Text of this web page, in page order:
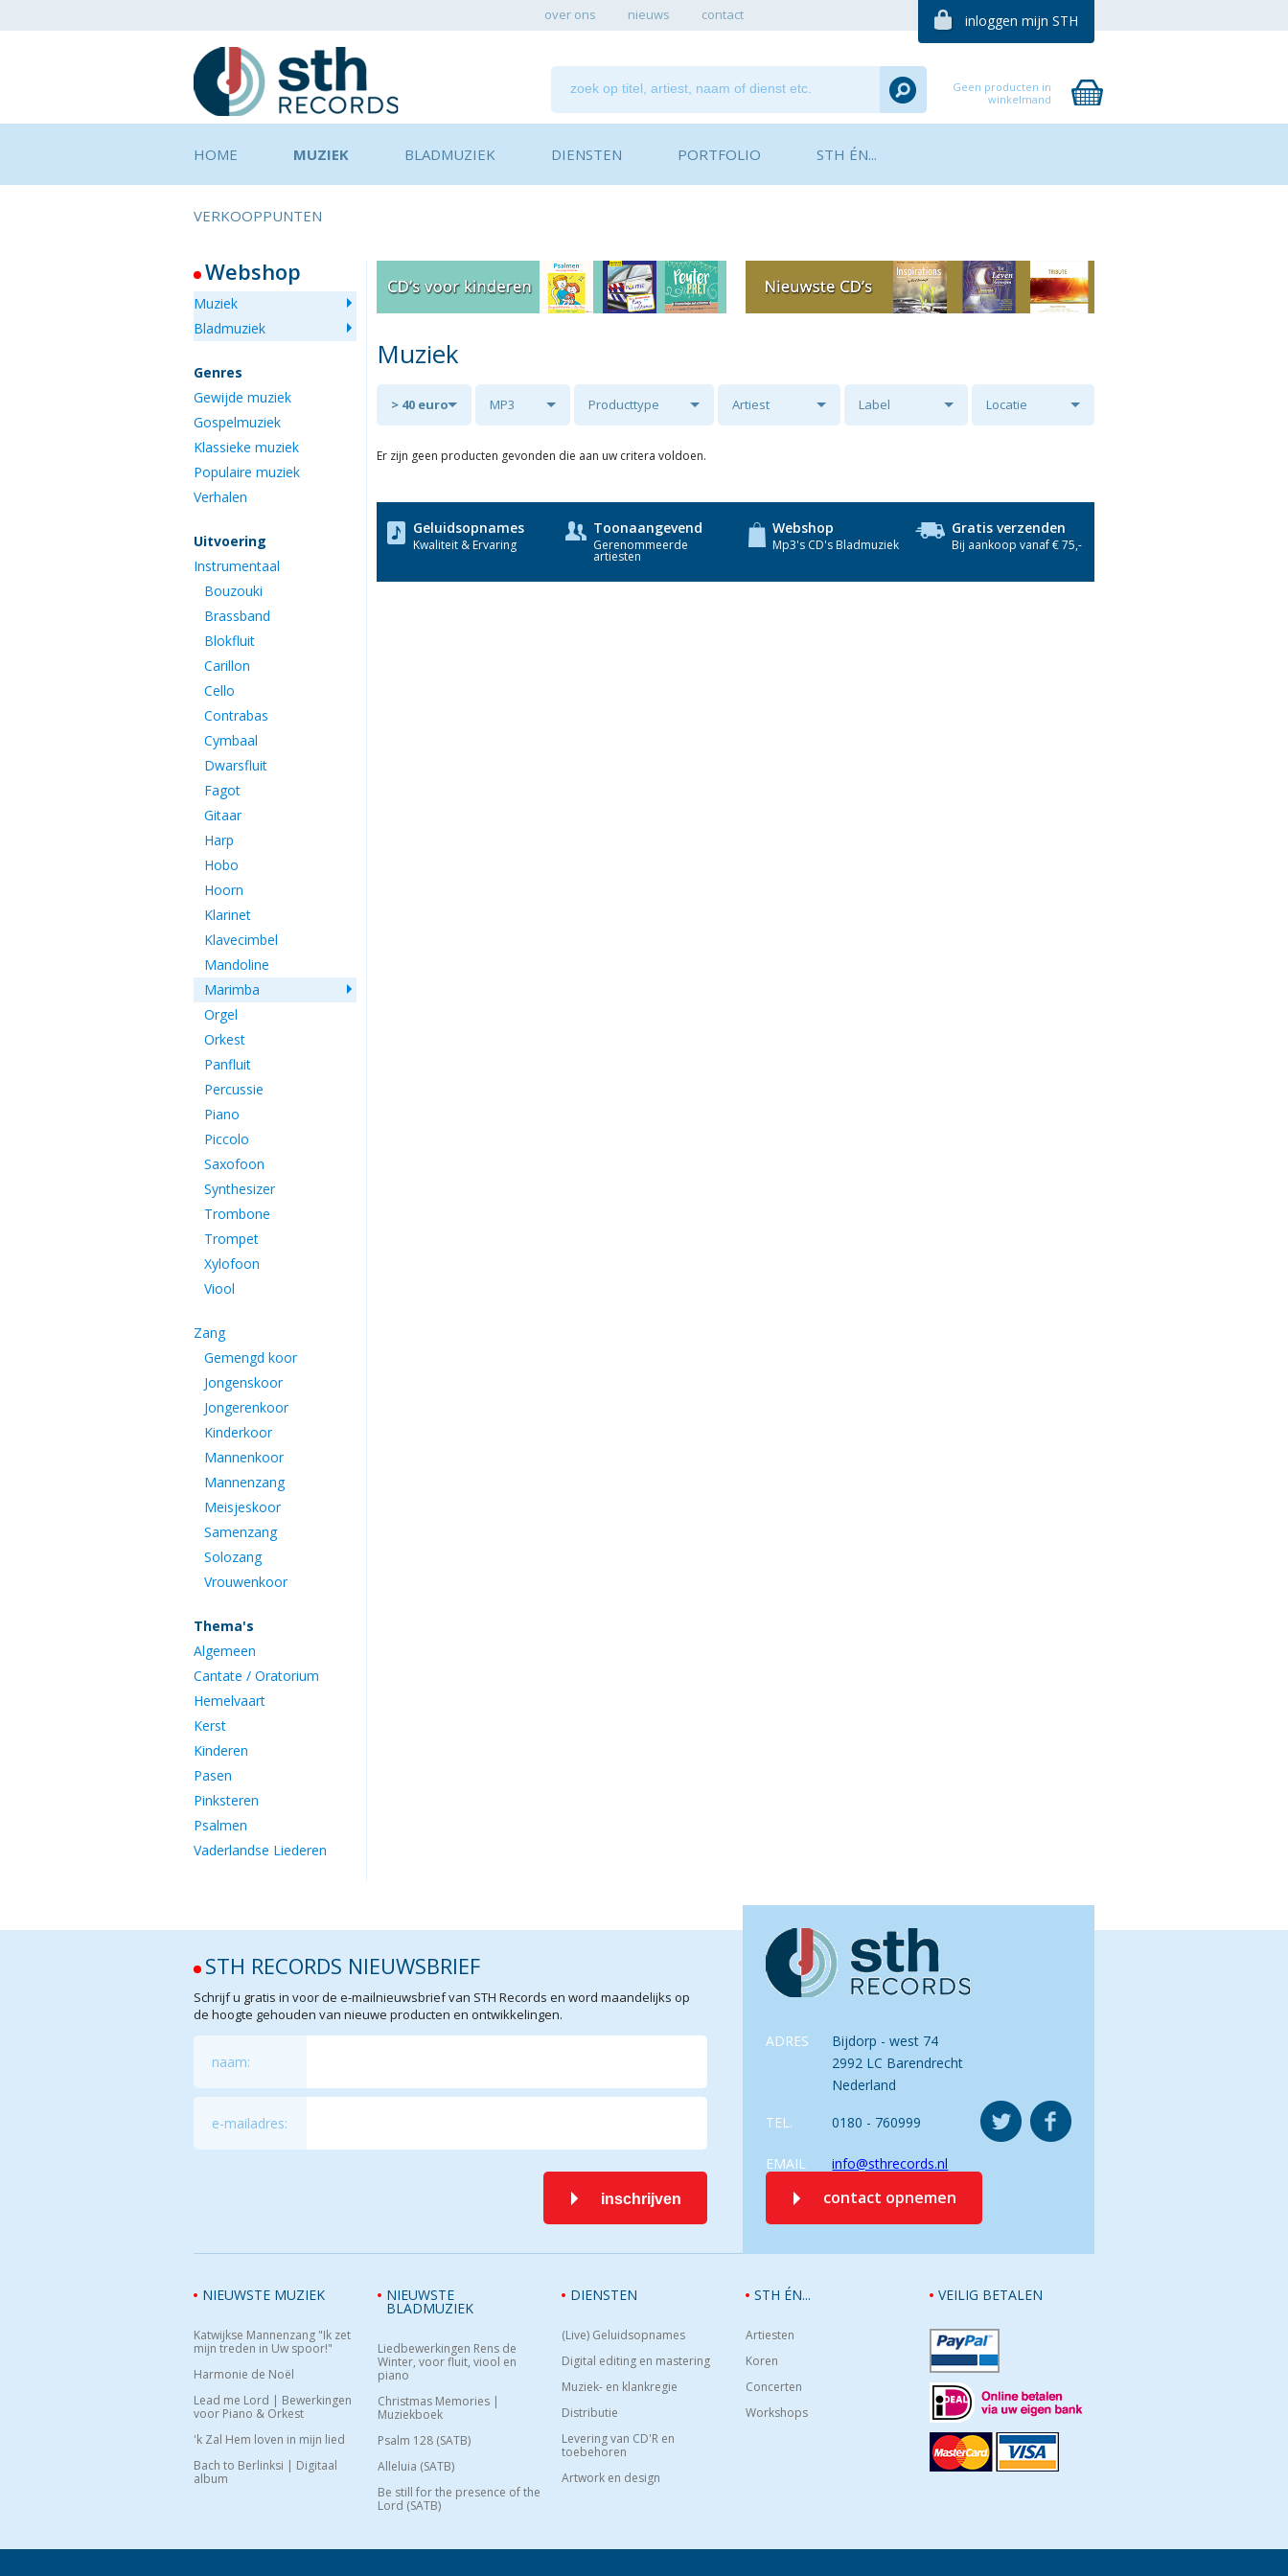
over ons nieuws contact inloggen mijn STH
Geen producten in
winkelmand
HOME MUZIEK BLADMUZIEK DIENSTEN PORTFOLIO STH ÉN...
VERKOOPPUNTEN
Webshop
Muziek
Bladmuziek
Genres
Gewijde muziek
Gospelmuziek
Klassieke muziek
Populaire muziek
Verhalen
Uitvoering
Instrumentaal
Bouzouki
Brassband
Blokfluit
Carillon
Cello
Contrabas
Cymbaal
Dwarsfluit
Fagot
Gitaar
Harp
Hobo
Hoorn
Klarinet
Klavecimbel
Mandoline
Marimba
Orgel
Orkest
Panfluit
Percussie
Piano
Piccolo
Saxofoon
Synthesizer
Trombone
Trompet
Xylofoon
Viool
Zang
Gemengd koor
Jongenskoor
Jongerenkoor
Kinderkoor
Mannenkoor
Mannenzang
Meisjeskoor
Samenzang
Solozang
Vrouwenkoor
Thema's
Algemeen
Cantate / Oratorium
Hemelvaart
Kerst
Kinderen
Pasen
Pinksteren
Psalmen
Vaderlandse Liederen
Muziek
> 40 euro MP3 Producttype Artiest Label Locatie
Er zijn geen producten gevonden die aan uw critera voldoen.
Geluidsopnames
Kwaliteit & Ervaring
Toonaangevend
Gerenommeerde
artiesten
Webshop
Mp3's CD's Bladmuziek
Gratis verzenden
Bij aankoop vanaf € 75,-
ADRES
Bijdorp - west 74
2992 LC Barendrecht
Nederland
TEL. 0180 - 760999
EMAIL info@sthrecords.nl
contact opnemen
STH RECORDS NIEUWSBRIEF
Schrijf u gratis in voor de e-mailnieuwsbrief van STH Records en word maandelijks op
de hoogte gehouden van nieuwe producten en ontwikkelingen.
naam:
e-mailadres:
inschrijven
VEILIG BETALEN
NIEUWSTE MUZIEK
Katwijkse Mannenzang "Ik zet
mijn treden in Uw spoor!"
Harmonie de Noël
Lead me Lord | Bewerkingen
voor Piano & Orkest
'k Zal Hem loven in mijn lied
Bach to Berlinksi | Digitaal
album
NIEUWSTE
BLADMUZIEK
Liedbewerkingen Rens de
Winter, voor fluit, viool en
piano
Christmas Memories |
Muziekboek
Psalm 128 (SATB)
Alleluia (SATB)
Be still for the presence of the
Lord (SATB)
DIENSTEN
(Live) Geluidsopnames
Digital editing en mastering
Muziek- en klankregie
Distributie
Levering van CD'R en
toebehoren
Artwork en design
STH ÉN...
Artiesten
Koren
Concerten
Workshops